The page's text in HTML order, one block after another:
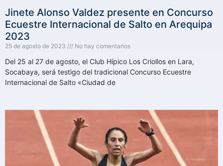
Jinete Alonso Valdez presente en Concurso
Ecuestre Internacional de Salto en Arequipa
2023
25 de agosto de 2023 No hay comentarios
Del 25 al 27 de agosto, el Club Hípico Los Criollos en Lara,
Socabaya, será testigo del tradicional Concurso Ecuestre
Internacional de Salto «Ciudad de